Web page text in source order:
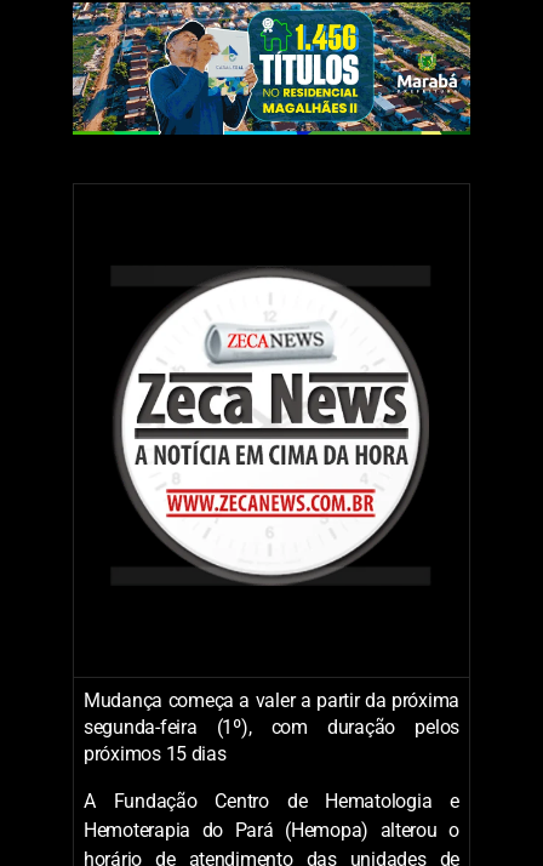
Mudança começa a valer a partir da próxima
segunda-feira (1º), com duração pelos
próximos 15 dias
A Fundação Centro de Hematologia e
Hemoterapia do Pará (Hemopa) alterou o
horário de atendimento das unidades de